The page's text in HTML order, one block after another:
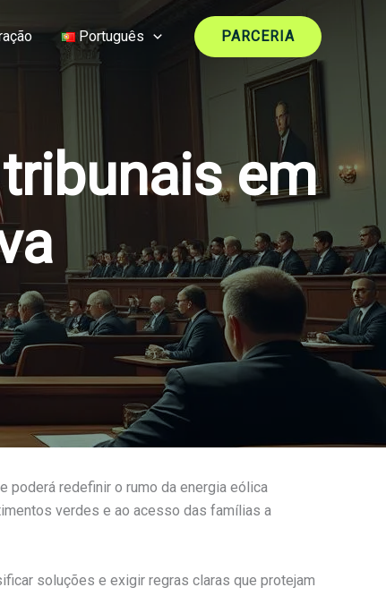
Português PARCERIA
em
poderá redefinir o rumo da energia eólica
verdes e ao acesso das famílias a
soluções e exigir regras claras que protejam